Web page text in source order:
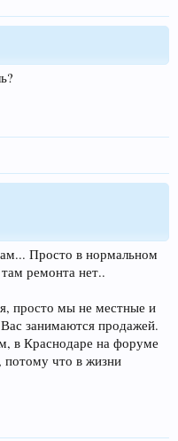
Просто в нормальном
ремонта нет..
просто мы не местные и
занимаются продажей.
в Краснодаре на форуме
что в жизни